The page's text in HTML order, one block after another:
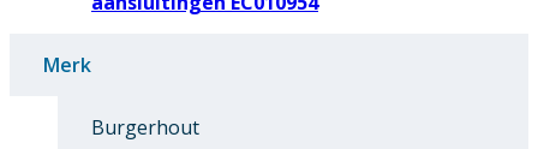
Merk
Burgerhout